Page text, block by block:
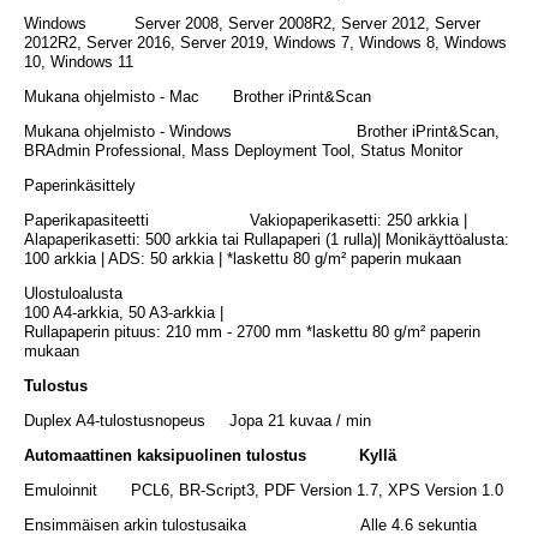
Windows Server 2008, Server 2008R2, Server 2012, Server
2012R2, Server 2016, Server 2019, Windows 7, Windows 8, Windows
10, Windows 11
Mukana ohjelmisto - Mac Brother iPrint&Scan
Mukana ohjelmisto - Windows Brother iPrint&Scan,
BRAdmin Professional, Mass Deployment Tool, Status Monitor
Paperinkäsittely
Paperikapasiteetti Vakiopaperikasetti: 250 arkkia |
Alapaperikasetti: 500 arkkia tai Rullapaperi (1 rulla)| Monikäyttöalusta:
100 arkkia | ADS: 50 arkkia | *laskettu 80 g/m² paperin mukaan
Ulostuloalusta
100 A4-arkkia, 50 A3-arkkia |
Rullapaperin pituus: 210 mm - 2700 mm *laskettu 80 g/m² paperin
mukaan
Tulostus
Duplex A4-tulostusnopeus Jopa 21 kuvaa / min
Automaattinen kaksipuolinen tulostus Kyllä
Emuloinnit PCL6, BR-Script3, PDF Version 1.7, XPS Version 1.0
Ensimmäisen arkin tulostusaika Alle 4.6 sekuntia